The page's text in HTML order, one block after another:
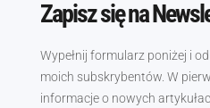
Zapisz się na
Wypełnij formularz poniżej i
moich subskrybentów. W
informacje o nowych